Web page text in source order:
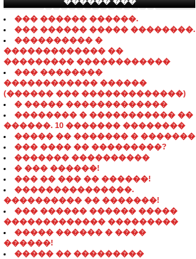
���������������
��� ������ ������.
��� ������ ����� ��������.
���������� �
������������� ��
��������� ������������
��� ��������
������������ ������
(������ ��� �������������)
� ����� �������������
�������� � ����������� ��
������. 10 ������� ��������
����� �� ������� � �������
��� ���� �� ���������?
������� ����������
� ��� ������!
��� �� ��� �� ������!
���������������.
���������� �� �������!
��� ������ ������ �����
������������� ���������
����� ������ � ����
������!
����� �� ���������